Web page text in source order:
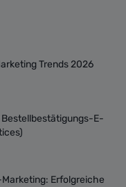
Trends 2026
Bestellbestätigungs-E-
Erfolgreiche